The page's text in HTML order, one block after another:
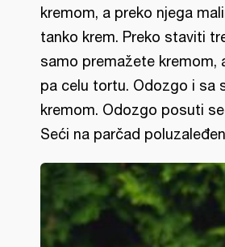
kremom, a preko njega
tanko krem. Preko staviti
samo premažete kremom,
pa celu tortu. Odozgo i sa
kremom. Odozgo posuti
Seći na parčad